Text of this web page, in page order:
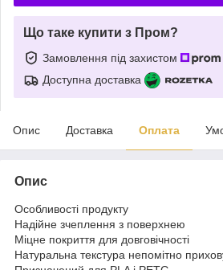
Що таке купити з Пром?
Замовлення під захистом
Доступна доставка
Опис Доставка Оплата
Опис
Особливості продукту
Надійне зчеплення з поверхнею
Міцне покриття для довговічності
Натуральна текстура непомітно